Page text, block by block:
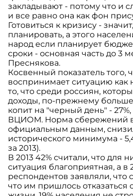
закладывают - потому что и
и все равно она как фон
Готовиться к кризису -
планировать, а этого
народ если планирует
сроки - основная часть до 3
Преснякова.
Косвенный показатель того,
воспринимает ситуацию
то, что среди россиян,
доходы, по-прежнему больше
копит на "черный день" -
ВЦИОМ. Норма сбережений в
официальным данным,
исторического минимума -
за 2013).
В 2013 42% считали, что для
ситуация благоприятная, а в
респондентов заявляли, что
что им пришлось отказаться